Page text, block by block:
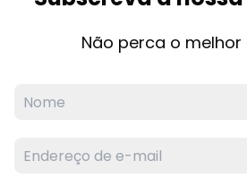
Não perca o melhor